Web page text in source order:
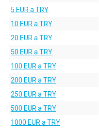
5 EUR a TRY
10 EUR a TRY
20 EUR a TRY
50 EUR a TRY
100 EUR a TRY
200 EUR a TRY
250 EUR a TRY
500 EUR a TRY
1000 EUR a TRY